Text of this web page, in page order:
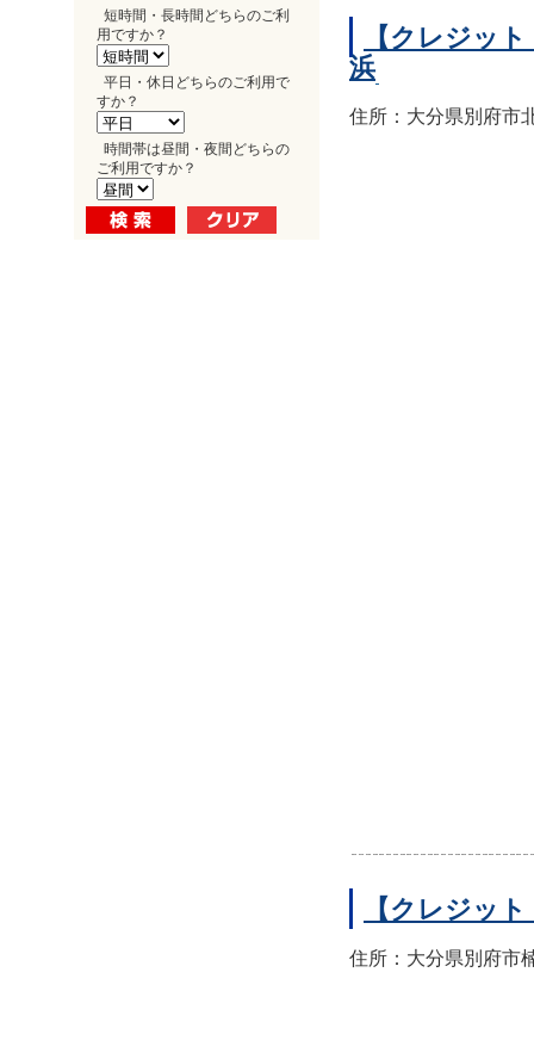
短時間・長時間どちらのご利
用ですか？
平日・休日どちらのご利用で
すか？
時間帯は昼間・夜間どちらの
ご利用ですか？
【クレジッ
浜
住所：大分県別府市
【クレジッ
住所：大分県別府市